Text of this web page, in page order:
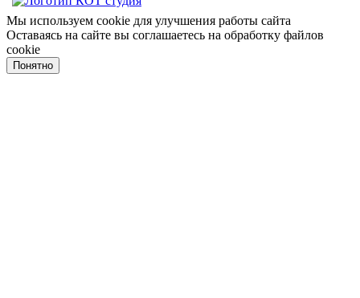
Мы используем cookie для улучшения работы сайта
Оставаясь на сайте вы соглашаетесь на обработку файлов
cookie
Понятно